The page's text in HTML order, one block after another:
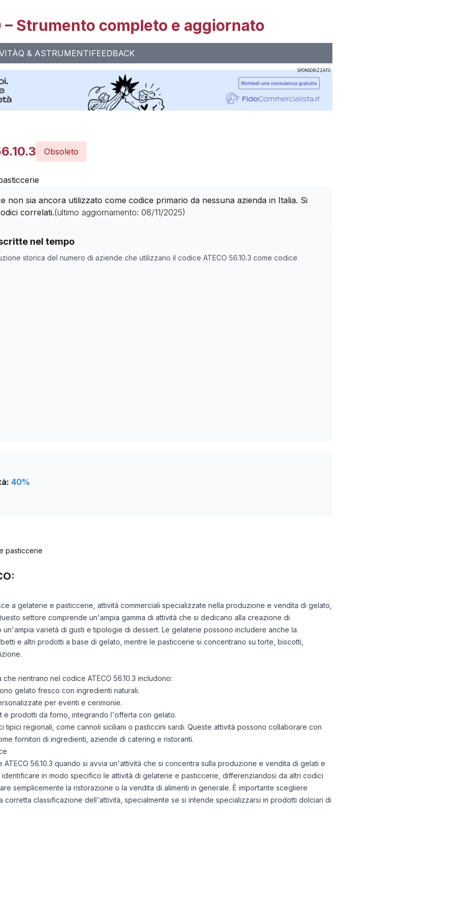
– Strumento completo e aggiornato
Q & ASTRUMENTIFEEDBACK
SPONSORIZZATO
Obsoleto
non sia ancora utilizzato come codice primario da nessuna azienda in Italia. Si
correlati.(ultimo aggiornamento: 08/11/2025)
nel tempo
storica del numero di aziende che utilizzano il codice ATECO 56.10.3 come codice
con codice ATECO
Numero aziende
40%
pasticcerie
a gelaterie e pasticcerie, attività commerciali specializzate nella produzione e vendita di gelato,
settore comprende un'ampia gamma di attività che si dedicano alla creazione di
varietà di gusti e tipologie di dessert. Le gelaterie possono includere anche la
e altri prodotti a base di gelato, mentre le pasticcerie si concentrano su torte, biscotti,
rientrano nel codice ATECO 56.10.3 includono:
gelato fresco con ingredienti naturali.
per eventi e cerimonie.
e prodotti da forno, integrando l'offerta con gelato.
tipici regionali, come cannoli siciliani o pasticcini sardi. Queste attività possono collaborare con
fornitori di ingredienti, aziende di catering e ristoranti.
56.10.3 quando si avvia un'attività che si concentra sulla produzione e vendita di gelati e
in modo specifico le attività di gelaterie e pasticcerie, differenziandosi da altri codici
semplicemente la ristorazione o la vendita di alimenti in generale. È importante scegliere
corretta classificazione dell'attività, specialmente se si intende specializzarsi in prodotti dolciari di